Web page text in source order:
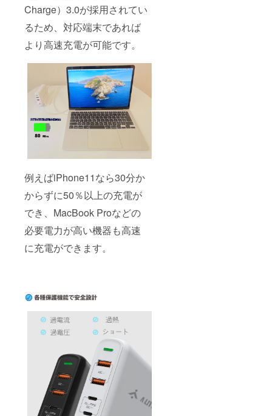
Charge）3.0が採用されてい
るため、対応端末であれば
より高速充電が可能です。
例えばiPhone11なら30分か
からずに50％以上の充電が
でき、MacBook Proなどの
必要電力が高い機器も高速
に充電ができます。